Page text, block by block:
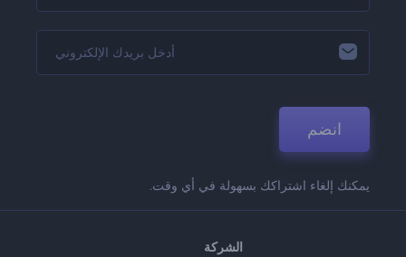
انضم
يمكنك إلغاء اشتراكك بسهولة في أي وقت.
الشركة